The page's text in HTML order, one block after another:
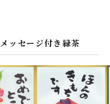
ッセージ付き緑茶